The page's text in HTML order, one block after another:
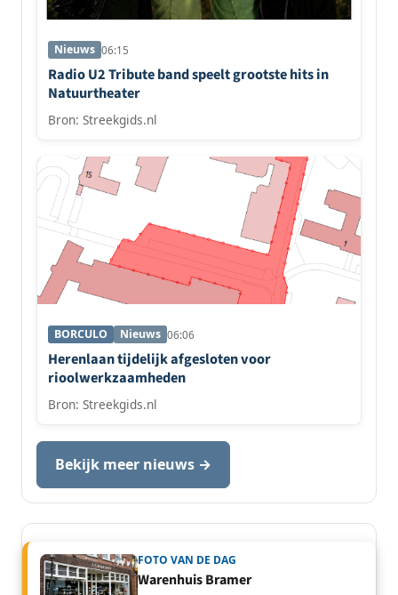
Nieuws 06:15
Radio U2 Tribute band speelt grootste hits in
Natuurtheater
Bron: Streekgids.nl
BORCULO Nieuws 06:06
Herenlaan tijdelijk afgesloten voor
rioolwerkzaamheden
Bron: Streekgids.nl
Bekijk meer nieuws →
FOTO VAN DE DAG
Warenhuis Bramer